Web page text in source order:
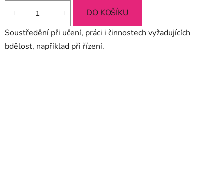
DO KOŠÍKU
Soustředění při učení, práci i činnostech vyžadujících
bdělost, například při řízení.